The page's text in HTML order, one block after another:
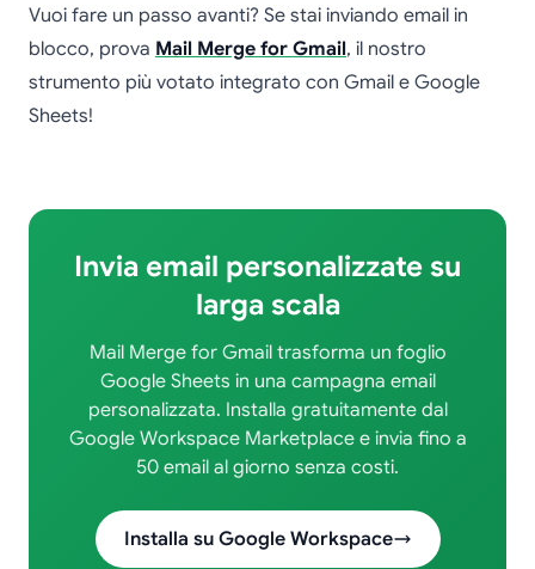
Vuoi fare un passo avanti? Se stai inviando email in
blocco, prova Mail Merge for Gmail, il nostro
strumento più votato integrato con Gmail e Google
Sheets!
Invia email personalizzate su
larga scala
Mail Merge for Gmail trasforma un foglio
Google Sheets in una campagna email
personalizzata. Installa gratuitamente dal
Google Workspace Marketplace e invia fino a
50 email al giorno senza costi.
Installa su Google Workspace